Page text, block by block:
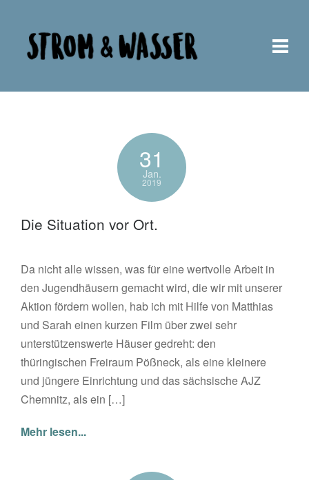
31
Jan.
2019
Die Situation vor Ort.
Da nicht alle wissen, was für eine wertvolle Arbeit in
den Jugendhäusern gemacht wird, die wir mit unserer
Aktion fördern wollen, hab ich mit Hilfe von Matthias
und Sarah einen kurzen Film über zwei sehr
unterstützenswerte Häuser gedreht: den
thüringischen Freiraum Pößneck, als eine kleinere
und jüngere Einrichtung und das sächsische AJZ
Chemnitz, als ein […]
Mehr lesen...